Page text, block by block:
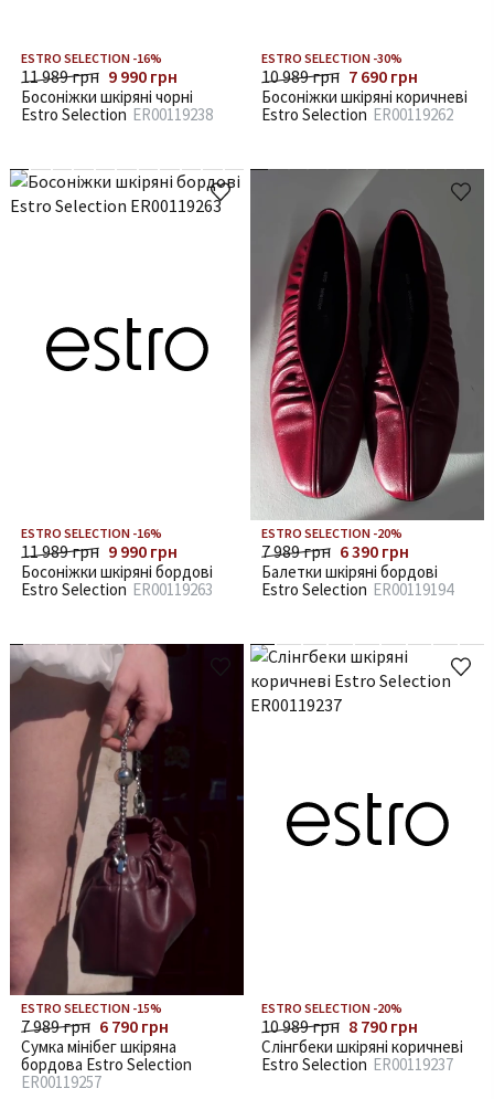
ESTRO SELECTION -16%
11 989 грн 9 990 грн
Босоніжки шкіряні чорні
Estro Selection ER00119238
ESTRO SELECTION -30%
10 989 грн 7 690 грн
Босоніжки шкіряні коричневі
Estro Selection ER00119262
ESTRO SELECTION -16%
11 989 грн 9 990 грн
Босоніжки шкіряні бордові
Estro Selection ER00119263
ESTRO SELECTION -20%
7 989 грн 6 390 грн
Балетки шкіряні бордові
Estro Selection ER00119194
ESTRO SELECTION -15%
7 989 грн 6 790 грн
Сумка мінібег шкіряна
бордова Estro Selection
ER00119257
ESTRO SELECTION -20%
10 989 грн 8 790 грн
Слінгбеки шкіряні коричневі
Estro Selection ER00119237